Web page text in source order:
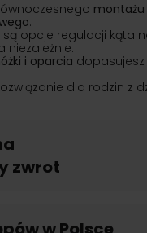
montażu
.
opcje regulacji kąta
niezależnie.
i oparcia
dla rodzin z
zwrot